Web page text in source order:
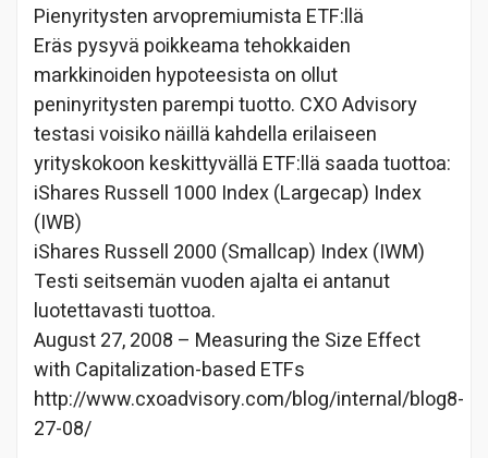
Pienyritysten arvopremiumista ETF:llä
Eräs pysyvä poikkeama tehokkaiden
markkinoiden hypoteesista on ollut
peninyritysten parempi tuotto. CXO Advisory
testasi voisiko näillä kahdella erilaiseen
yrityskokoon keskittyvällä ETF:llä saada tuottoa:
iShares Russell 1000 Index (Largecap) Index
(IWB)
iShares Russell 2000 (Smallcap) Index (IWM)
Testi seitsemän vuoden ajalta ei antanut
luotettavasti tuottoa.
August 27, 2008 – Measuring the Size Effect
with Capitalization-based ETFs
http://www.cxoadvisory.com/blog/internal/blog8-
27-08/